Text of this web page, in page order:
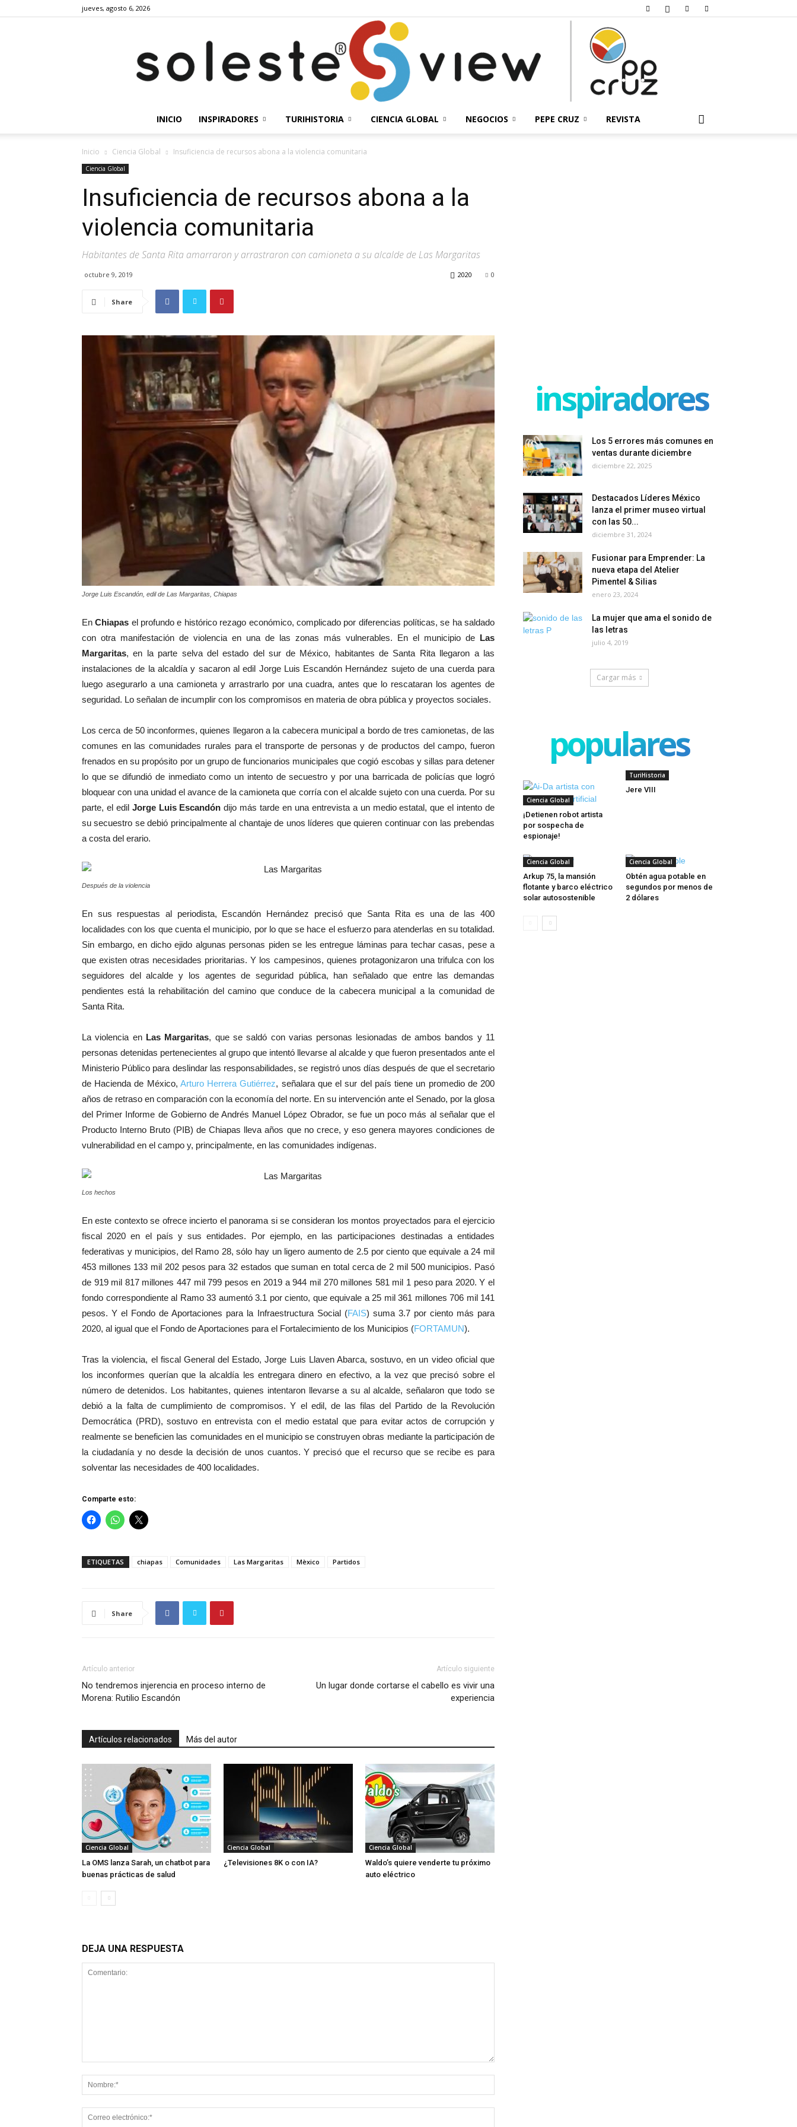
jueves, agosto 6, 2026
INICIO INSPIRADORES TURIHISTORIA CIENCIA GLOBAL NEGOCIOS PEPE CRUZ REVISTA
Inicio Ciencia Global Insuficiencia de recursos abona a la violencia comunitaria
Ciencia Global
Insuficiencia de recursos abona a la
violencia comunitaria
Habitantes de Santa Rita amarraron y arrastraron con camioneta a su alcalde de Las Margaritas
octubre 9, 2019 0
2020
Share
Jorge Luis Escandón, edil de Las Margaritas, Chiapas
EnChiapas el profundo e histórico rezago económico, complicado por diferencias políticas, se ha saldado
con otra manifestación de violencia en una de las zonas más vulnerables. En el municipio de Las
Margaritas, en la parte selva del estado del sur de México, habitantes de Santa Rita llegaron a las
instalaciones de la alcaldía y sacaron al edil Jorge Luis Escandón Hernández sujeto de una cuerda para
luego asegurarlo a una camioneta y arrastrarlo por una cuadra, antes que lo rescataran los agentes de
seguridad. Lo señalan de incumplir con los compromisos en materia de obra pública y proyectos sociales.
Los cerca de 50 inconformes, quienes llegaron a la cabecera municipal a bordo de tres camionetas, de las
comunes en las comunidades rurales para el transporte de personas y de productos del campo, fueron
frenados en su propósito por un grupo de funcionarios municipales que cogió escobas y sillas para detener
lo que se difundió de inmediato como un intento de secuestro y por una barricada de policías que logró
bloquear con una unidad el avance de la camioneta que corría con el alcalde sujeto con una cuerda. Por su
parte, el edil Jorge Luis Escandón dijo más tarde en una entrevista a un medio estatal, que el intento de
su secuestro se debió principalmente al chantaje de unos líderes que quieren continuar con las prebendas
a costa del erario.
Después de la violencia
En sus respuestas al periodista, Escandón Hernández precisó que Santa Rita es una de las 400
localidades con los que cuenta el municipio, por lo que se hace el esfuerzo para atenderlas en su totalidad.
Sin embargo, en dicho ejido algunas personas piden se les entregue láminas para techar casas, pese a
que existen otras necesidades prioritarias. Y los campesinos, quienes protagonizaron una trifulca con los
seguidores del alcalde y los agentes de seguridad pública, han señalado que entre las demandas
pendientes está la rehabilitación del camino que conduce de la cabecera municipal a la comunidad de
Santa Rita.
La violencia en Las Margaritas, que se saldó con varias personas lesionadas de ambos bandos y 11
personas detenidas pertenecientes al grupo que intentó llevarse al alcalde y que fueron presentados ante el
Ministerio Público para deslindar las responsabilidades, se registró unos días después de que el secretario
de Hacienda de México, Arturo Herrera Gutiérrez, señalara que el sur del país tiene un promedio de 200
años de retraso en comparación con la economía del norte. En su intervención ante el Senado, por la glosa
del Primer Informe de Gobierno de Andrés Manuel López Obrador, se fue un poco más al señalar que el
Producto Interno Bruto (PIB) de Chiapas lleva años que no crece, y eso genera mayores condiciones de
vulnerabilidad en el campo y, principalmente, en las comunidades indígenas.
Los hechos
En este contexto se ofrece incierto el panorama si se consideran los montos proyectados para el ejercicio
fiscal 2020 en el país y sus entidades. Por ejemplo, en las participaciones destinadas a entidades
federativas y municipios, del Ramo 28, sólo hay un ligero aumento de 2.5 por ciento que equivale a 24 mil
453 millones 133 mil 202 pesos para 32 estados que suman en total cerca de 2 mil 500 municipios. Pasó
de 919 mil 817 millones 447 mil 799 pesos en 2019 a 944 mil 270 millones 581 mil 1 peso para 2020. Y el
fondo correspondiente al Ramo 33 aumentó 3.1 por ciento, que equivale a 25 mil 361 millones 706 mil 141
pesos. Y el Fondo de Aportaciones para la Infraestructura Social (FAIS) suma 3.7 por ciento más para
2020, al igual que el Fondo de Aportaciones para el Fortalecimiento de los Municipios (FORTAMUN).
Tras la violencia, el fiscal General del Estado, Jorge Luis Llaven Abarca, sostuvo, en un video oficial que
los inconformes querían que la alcaldía les entregara dinero en efectivo, a la vez que precisó sobre el
número de detenidos. Los habitantes, quienes intentaron llevarse a su al alcalde, señalaron que todo se
debió a la falta de cumplimiento de compromisos. Y el edil, de las filas del Partido de la Revolución
Democrática (PRD), sostuvo en entrevista con el medio estatal que para evitar actos de corrupción y
realmente se beneficien las comunidades en el municipio se construyen obras mediante la participación de
la ciudadanía y no desde la decisión de unos cuantos. Y precisó que el recurso que se recibe es para
solventar las necesidades de 400 localidades.
Comparte esto:
ETIQUETAS chiapas Comunidades Las Margaritas Mèxico Partidos
Share
Artículo anterior
No tendremos injerencia en proceso interno de
Morena: Rutilio Escandón
Artículo siguiente
Un lugar donde cortarse el cabello es vivir una
experiencia
Artículos relacionados Más del autor
Ciencia Global
La OMS lanza Sarah, un chatbot para
buenas prácticas de salud
Ciencia Global
¿Televisiones 8K o con IA?
Ciencia Global
Waldo’s quiere venderte tu próximo
auto eléctrico
DEJA UNA RESPUESTA
inspiradores
Los 5 errores más comunes en
ventas durante diciembre
diciembre 22, 2025
Destacados Líderes México
lanza el primer museo virtual
con las 50...
diciembre 31, 2024
Fusionar para Emprender: La
nueva etapa del Atelier
Pimentel & Silias
enero 23, 2024
La mujer que ama el sonido de
las letras
julio 4, 2019
Cargar más
populares
Ciencia Global
¡Detienen robot artista
por sospecha de
espionaje!
TuriHistoria
Jere VIII
Ciencia Global
Arkup 75, la mansión
flotante y barco eléctrico
solar autosostenible
Ciencia Global
Obtén agua potable en
segundos por menos de
2 dólares